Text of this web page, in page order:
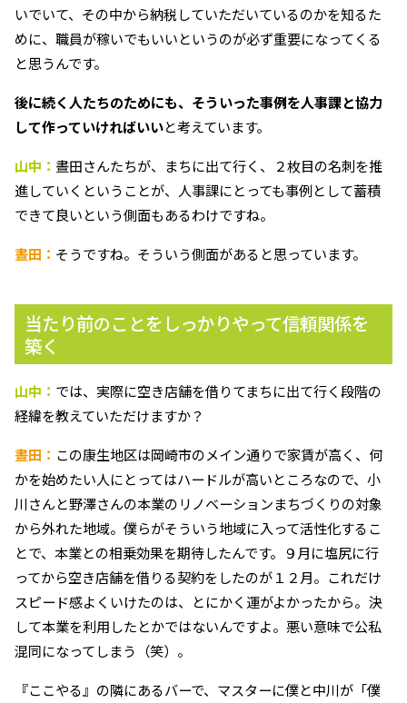
いでいて、その中から納税していただいているのかを知るた
めに、職員が稼いでもいいというのが必ず重要になってくる
と思うんです。
後に続く人たちのためにも、そういった事例を人事課と協力
して作っていければいいと考えています。
山中： 晝田さんたちが、まちに出て行く、２枚目の名刺を推
進していくということが、人事課にとっても事例として蓄積
できて良いという側面もあるわけですね。
晝田： そうですね。そういう側面があると思っています。
当たり前のことをしっかりやって信頼関係を
築く
山中： では、実際に空き店舗を借りてまちに出て行く段階の
経緯を教えていただけますか？
晝田： この康生地区は岡崎市のメイン通りで家賃が高く、何
かを始めたい人にとってはハードルが高いところなので、小
川さんと野澤さんの本業のリノベーションまちづくりの対象
から外れた地域。僕らがそういう地域に入って活性化するこ
とで、本業との相乗効果を期待したんです。９月に塩尻に行
ってから空き店舗を借りる契約をしたのが１２月。これだけ
スピード感よくいけたのは、とにかく運がよかったから。決
して本業を利用したとかではないんですよ。悪い意味で公私
混同になってしまう（笑）。
『ここやる』の隣にあるバーで、マスターに僕と中川が「僕